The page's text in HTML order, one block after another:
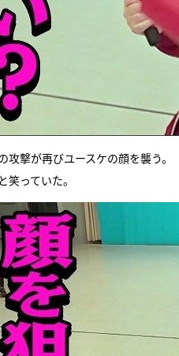
攻撃が再びユースケの顔を襲う
っていた。